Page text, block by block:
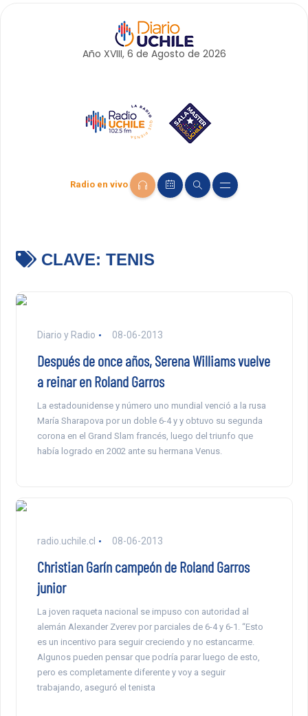
Año XVIII, 6 de Agosto de 2026
Radio en vivo
CLAVE: TENIS
Diario y Radio 08-06-2013
Después de once años, Serena Williams vuelve
a reinar en Roland Garros
La estadounidense y número uno mundial venció a la rusa
María Sharapova por un doble 6-4 y y obtuvo su segunda
corona en el Grand Slam francés, luego del triunfo que
había logrado en 2002 ante su hermana Venus.
radio.uchile.cl 08-06-2013
Christian Garín campeón de Roland Garros
junior
La joven raqueta nacional se impuso con autoridad al
alemán Alexander Zverev por parciales de 6-4 y 6-1. “Esto
es un incentivo para seguir creciendo y no estancarme.
Algunos pueden pensar que podría parar luego de esto,
pero es completamente diferente y voy a seguir
trabajando, aseguró el tenista